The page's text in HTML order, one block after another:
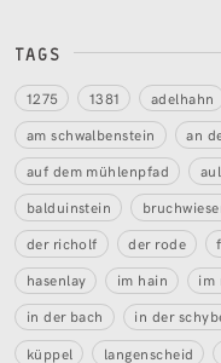
TAGS
1275 1381 adelhahn
am schwalbenstein
an
auf dem mühlenpfad
balduinstein
der richolf
der rode
hasenlay
im hain im
in der bach
in der
küppel
langenscheid